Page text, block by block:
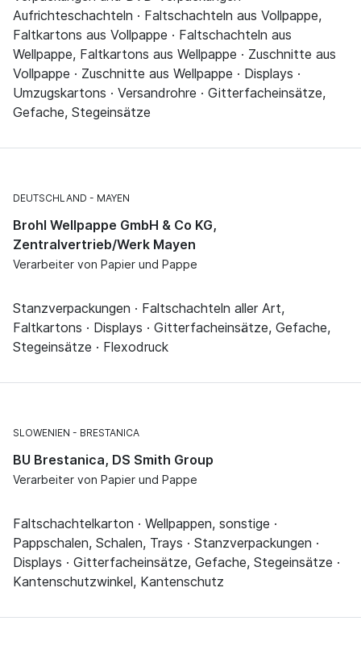
Aufrichteschachteln · Faltschachteln aus Vollpappe,
Faltkartons aus Vollpappe · Faltschachteln aus
Wellpappe, Faltkartons aus Wellpappe · Zuschnitte aus
Vollpappe · Zuschnitte aus Wellpappe · Displays ·
Umzugskartons · Versandrohre · Gitterfacheinsätze,
Gefache, Stegeinsätze
DEUTSCHLAND MAYEN
Brohl Wellpappe GmbH & Co KG,
Zentralvertrieb/Werk Mayen
Verarbeiter von Papier und Pappe
Stanzverpackungen · Faltschachteln aller Art,
Faltkartons · Displays · Gitterfacheinsätze, Gefache,
Stegeinsätze · Flexodruck
SLOWENIEN BRESTANICA
BU Brestanica, DS Smith Group
Verarbeiter von Papier und Pappe
Faltschachtelkarton · Wellpappen, sonstige ·
Pappschalen, Schalen, Trays · Stanzverpackungen ·
Displays · Gitterfacheinsätze, Gefache, Stegeinsätze ·
Kantenschutzwinkel, Kantenschutz